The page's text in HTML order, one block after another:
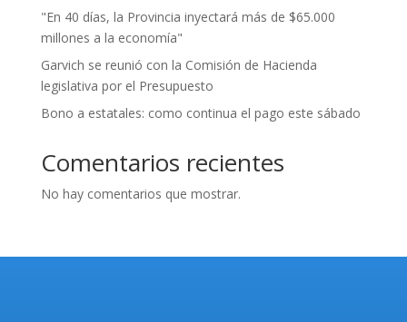
"En 40 días, la Provincia inyectará más de $65.000
millones a la economía"
Garvich se reunió con la Comisión de Hacienda
legislativa por el Presupuesto
Bono a estatales: como continua el pago este sábado
Comentarios recientes
No hay comentarios que mostrar.